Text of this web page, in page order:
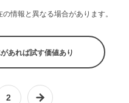
情報と異なる場合があります。
あれば試す価値あり
2